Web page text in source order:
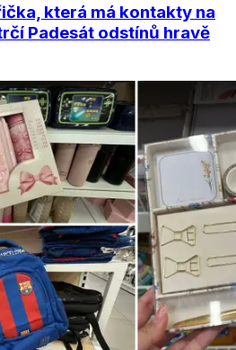
která má kontakty na
Padesát odstínů hravě